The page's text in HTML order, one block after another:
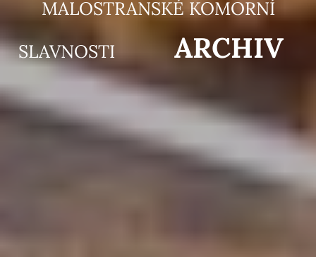
MALOSTRANSKÉ KOMORNÍ
SLAVNOSTI ARCHIV